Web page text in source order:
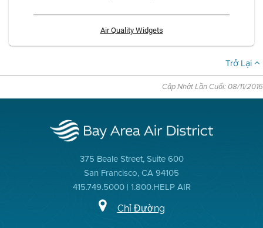
Air Quality Widgets
Trở Lại
Cập Nhật Lần Cuối: 08/11/2016
375 Beale Street, Suite 600
San Francisco, CA 94105
415.749.5000 | 1.800.HELP AIR
Chỉ Đường